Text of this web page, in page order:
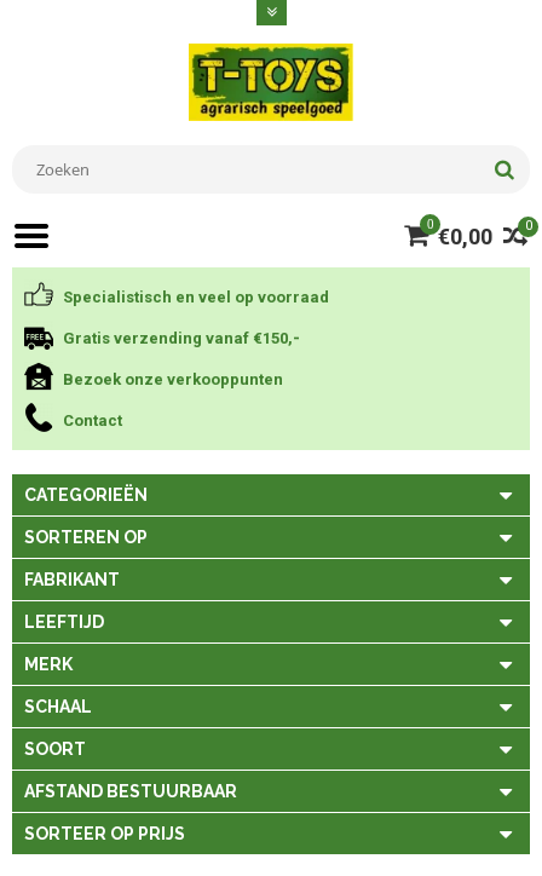
0
0 €0,00
Specialistisch en veel op voorraad
Gratis verzending vanaf €150,-
Bezoek onze verkooppunten
Contact
CATEGORIEËN
SORTEREN OP
FABRIKANT
LEEFTIJD
MERK
SCHAAL
SOORT
AFSTAND BESTUURBAAR
SORTEER OP PRIJS